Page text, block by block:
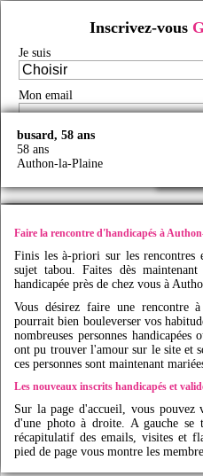
Inscrivez-vous
Je suis
Mon email
Je certifie être majeur(e) et avoir
Rencontre handicap/Rencontre handicap
handicapés Ile-de-France
Faites des rencontres handicap à
busard, 58 ans
58 ans
Authon-la-Plaine
Faire la rencontre d'handicapés à
Finis les à-priori sur les rencontres
sujet tabou. Faites dès
handicapée près de chez vous à
Vous désirez faire une rencontre
pourrait bien bouleverser vos
nombreuses personnes
ont pu trouver l'amour sur le site et
ces personnes sont maintenant
Les nouveaux inscrits handicapés et
Sur la page d'accueil, vous pouvez
d'une photo à droite. A gauche
récapitulatif des emails, visites et
pied de page vous montre les